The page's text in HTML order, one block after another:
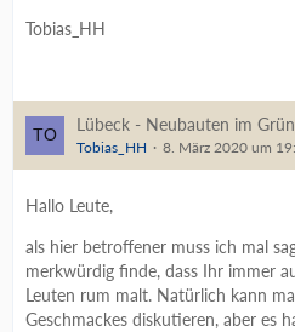
Tobias_HH
Lübeck - Neubauten im
Tobias_HH 8. März 2020 um
Hallo Leute,
als hier betroffener muss ich mal
merkwürdig finde, dass Ihr immer
Leuten rum malt. Natürlich kann
Geschmackes diskutieren, aber es